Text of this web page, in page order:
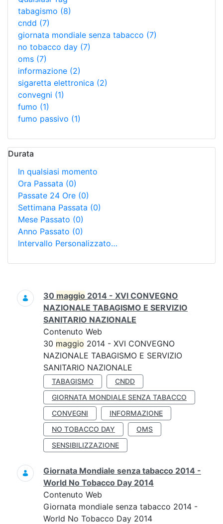
tabagismo (8)
cndd (7)
giornata mondiale senza tabacco (7)
no tobacco day (7)
oms (7)
informazione (2)
sigaretta elettronica (2)
convegni (1)
fumo (1)
fumo passivo (1)
Durata
In qualsiasi momento
Ora Passata (0)
Passate 24 Ore (0)
Settimana Passata (0)
Mese Passato (0)
Anno Passato (0)
Intervallo Personalizzato…
Ricerca
30 maggio 2014 - XVI CONVEGNO
NAZIONALE TABAGISMO E SERVIZIO
SANITARIO NAZIONALE
Contenuto Web
30 maggio 2014 - XVI CONVEGNO
NAZIONALE TABAGISMO E SERVIZIO
SANITARIO NAZIONALE
TABAGISMO
CNDD
GIORNATA MONDIALE SENZA TABACCO
CONVEGNI
INFORMAZIONE
NO TOBACCO DAY
OMS
SENSIBILIZZAZIONE
Giornata Mondiale senza tabacco 2014 -
World No Tobacco Day 2014
Contenuto Web
Giornata mondiale senza tabacco 2014 -
World No Tobacco Day 2014